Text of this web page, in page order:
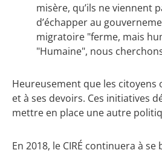
misère, qu’ils ne viennent
d’échapper au
migratoire "ferme, mais
"Humaine", nous
Heureusement que les citoyens
et à ses devoirs. Ces initiatives
mettre en place une autre
En 2018, le CIRÉ continuera à